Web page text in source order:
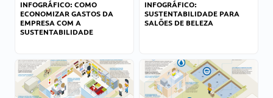
INFOGRÁFICO: COMO
ECONOMIZAR GASTOS DA
EMPRESA COM A
SUSTENTABILIDADE
INFOGRÁFICO:
SUSTENTABILIDADE PARA
SALÕES DE BELEZA